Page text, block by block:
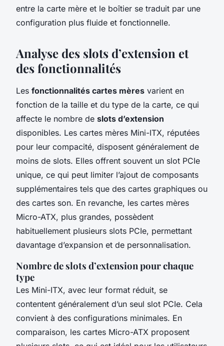
entre la carte mère et le boîtier se traduit par une
configuration plus fluide et fonctionnelle.
Analyse des slots d’extension et
des fonctionnalités
Les fonctionnalités cartes mères varient en
fonction de la taille et du type de la carte, ce qui
affecte le nombre de slots d’extension
disponibles. Les cartes mères Mini-ITX, réputées
pour leur compacité, disposent généralement de
moins de slots. Elles offrent souvent un slot PCIe
unique, ce qui peut limiter l’ajout de composants
supplémentaires tels que des cartes graphiques ou
des cartes son. En revanche, les cartes mères
Micro-ATX, plus grandes, possèdent
habituellement plusieurs slots PCIe, permettant
davantage d’expansion et de personnalisation.
Nombre de slots d’extension pour chaque
type
Les Mini-ITX, avec leur format réduit, se
contentent généralement d’un seul slot PCIe. Cela
convient à des configurations minimales. En
comparaison, les cartes Micro-ATX proposent